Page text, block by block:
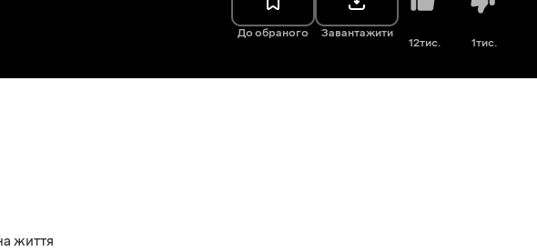
До обраного Завантажити
12тис. 1тис.
життя